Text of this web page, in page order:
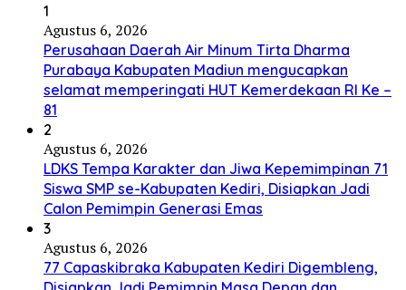
1
Agustus 6, 2026
Perusahaan Daerah Air Minum Tirta Dharma
Purabaya Kabupaten Madiun mengucapkan
selamat memperingati HUT Kemerdekaan RI Ke –
81
2
Agustus 6, 2026
LDKS Tempa Karakter dan Jiwa Kepemimpinan 71
Siswa SMP se-Kabupaten Kediri, Disiapkan Jadi
Calon Pemimpin Generasi Emas
3
Agustus 6, 2026
77 Capaskibraka Kabupaten Kediri Digembleng,